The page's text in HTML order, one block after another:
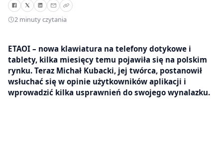
2 minuty czytania
ETAOI – nowa klawiatura na telefony dotykowe i
tablety, kilka miesięcy temu pojawiła się na polskim
rynku. Teraz Michał Kubacki, jej twórca, postanowił
wsłuchać się w opinie użytkowników aplikacji i
wprowadzić kilka usprawnień do swojego wynalazku.